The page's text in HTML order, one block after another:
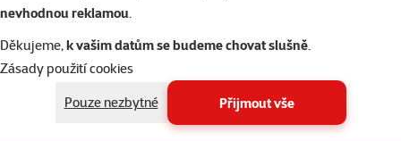
nevhodnou reklamou.
Děkujeme,k vašim datům se budeme chovat slušně.
Zásady použití cookies
Pouze nezbytné
Přijmout vše